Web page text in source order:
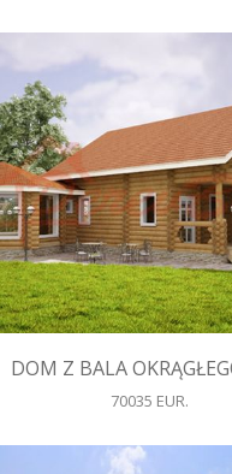
DOM Z BALA
70035 EUR.